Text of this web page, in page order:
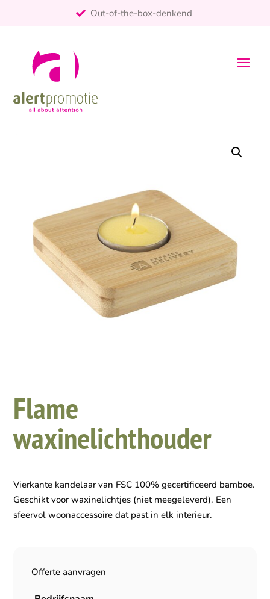
Out-of-the-box-denkend
Flame
waxinelichthouder
Vierkante kandelaar van FSC 100% gecertificeerd bamboe.
Geschikt voor waxinelichtjes (niet meegeleverd). Een
sfeervol woonaccessoire dat past in elk interieur.
Offerte aanvragen